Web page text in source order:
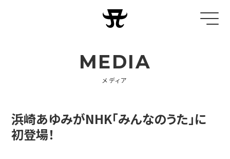
MEDIA
メディア
浜崎あゆみがNHK「みんなのうた」に
初登場！